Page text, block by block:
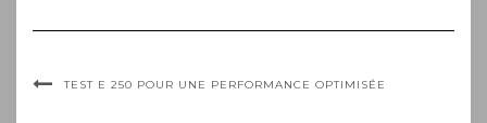
TEST E 250 POUR UNE PERFORMANCE OPTIMISÉE